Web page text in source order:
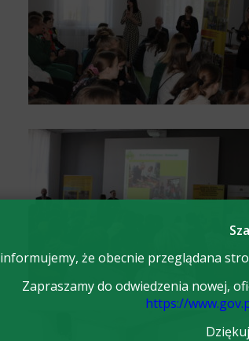
informujemy, że obecnie przeglądana
Zapraszamy do odwiedzenia nowej,
https://